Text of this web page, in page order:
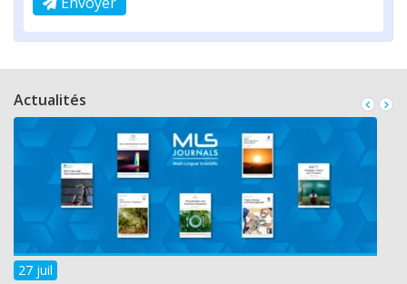
Actualités
27 juil